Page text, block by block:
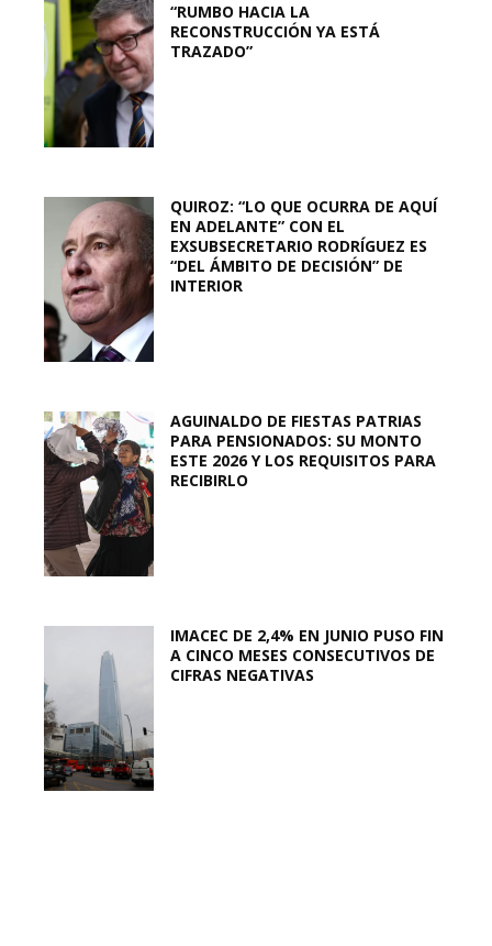
“RUMBO HACIA LA
RECONSTRUCCIÓN YA ESTÁ
TRAZADO”
QUIROZ: “LO QUE OCURRA DE AQUÍ
EN ADELANTE” CON EL
EXSUBSECRETARIO RODRÍGUEZ ES
“DEL ÁMBITO DE DECISIÓN” DE
INTERIOR
AGUINALDO DE FIESTAS PATRIAS
PARA PENSIONADOS: SU MONTO
ESTE 2026 Y LOS REQUISITOS PARA
RECIBIRLO
IMACEC DE 2,4% EN JUNIO PUSO FIN
A CINCO MESES CONSECUTIVOS DE
CIFRAS NEGATIVAS